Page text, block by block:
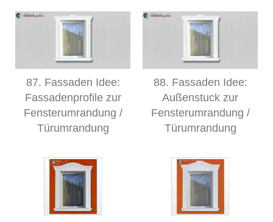
87. Fassaden Idee:
Fassadenprofile zur
Fensterumrandung /
Türumrandung
88. Fassaden Idee:
Außenstuck zur
Fensterumrandung /
Türumrandung